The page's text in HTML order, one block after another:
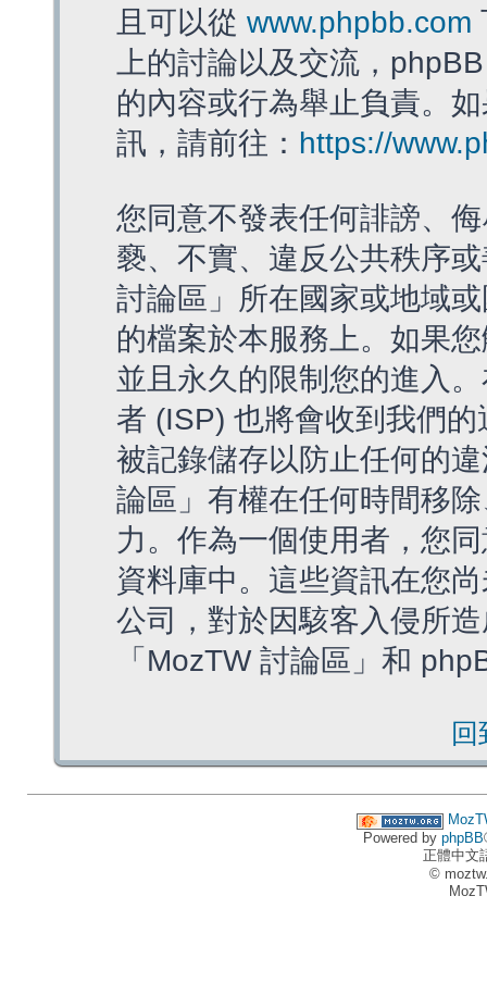
且可以從 www.phpbb.com
上的討論以及交流，
的內容或行為舉止負責。
訊，請前往： https://
您同意不發表任何誹謗、
褻、不實、違反公共秩序
討論區」所在國家或地域
的檔案於本服務上。如果
並且永久的限制您的進入
者 (ISP) 也將會收到我們
被記錄儲存以防止任何的
論區」有權在任何時間移
力。作為一個使用者，您
資料庫中。這些資訊在您
公司，對於因駭客入侵所
「MozTW 討論區」和
Powered by phpBB
正體中文
©